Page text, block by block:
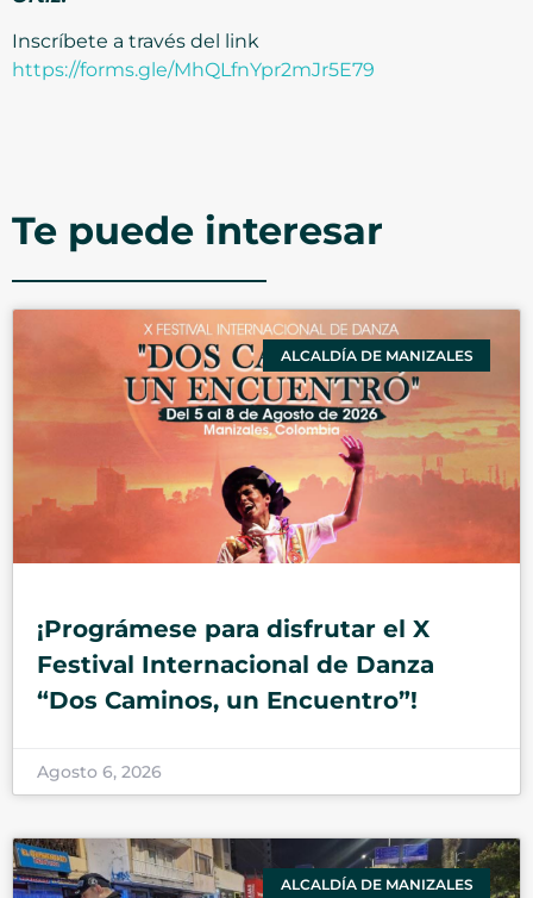
Inscríbete a través del link
https://forms.gle/MhQLfnYpr2mJr5E79
Te puede interesar
ALCALDÍA DE MANIZALES
¡Prográmese para disfrutar el X
Festival Internacional de Danza
“Dos Caminos, un Encuentro”!
Agosto 6, 2026
ALCALDÍA DE MANIZALES